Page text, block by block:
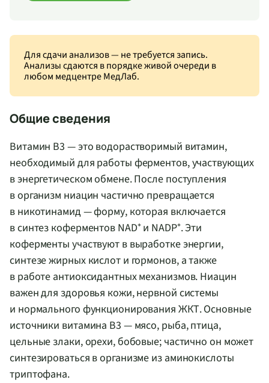
Для сдачи анализов — не требуется запись.
Анализы сдаются в порядке живой очереди в
любом медцентре МедЛаб.
Общие сведения
Витамин B3 — это водорастворимый витамин,
необходимый для работы ферментов, участвующих
в энергетическом обмене. После поступления
в организм ниацин частично превращается
в никотинамид — форму, которая включается
в синтез коферментов NAD⁺ и NADP⁺. Эти
коферменты участвуют в выработке энергии,
синтезе жирных кислот и гормонов, а также
в работе антиоксидантных механизмов. Ниацин
важен для здоровья кожи, нервной системы
и нормального функционирования ЖКТ. Основные
источники витамина B3 — мясо, рыба, птица,
цельные злаки, орехи, бобовые; частично он может
синтезироваться в организме из аминокислоты
триптофана.